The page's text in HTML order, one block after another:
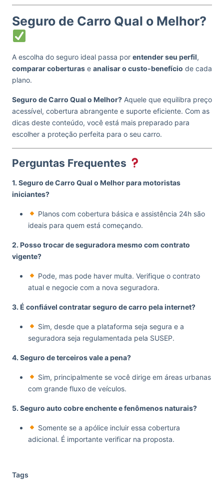
Seguro de Carro Qual o Melhor?
A escolha do seguro ideal passa por entender seu perfil,
comparar coberturas e analisar o custo-benefício de cada
plano.
Seguro de Carro Qual o Melhor? Aquele que equilibra preço
acessível, cobertura abrangente e suporte eficiente. Com as
dicas deste conteúdo, você está mais preparado para
escolher a proteção perfeita para o seu carro.
Perguntas Frequentes
1. Seguro de Carro Qual o Melhor para motoristas
iniciantes?
Planos com cobertura básica e assistência 24h são
ideais para quem está começando.
2. Posso trocar de seguradora mesmo com contrato
vigente?
Pode, mas pode haver multa. Verifique o contrato
atual e negocie com a nova seguradora.
3. É confiável contratar seguro de carro pela internet?
Sim, desde que a plataforma seja segura e a
seguradora seja regulamentada pela SUSEP.
4. Seguro de terceiros vale a pena?
Sim, principalmente se você dirige em áreas urbanas
com grande fluxo de veículos.
5. Seguro auto cobre enchente e fenômenos naturais?
Somente se a apólice incluir essa cobertura
adicional. É importante verificar na proposta.
Tags